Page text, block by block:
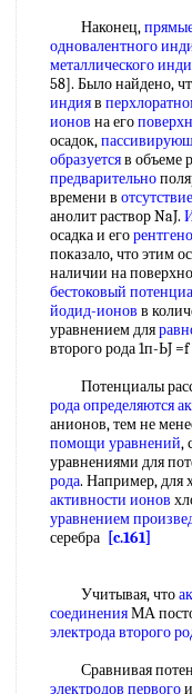
Наконец,
одновалентного
металлического
58]. Было найдено,
индияв
ионов на его
осадок,
образуетсяв объеме
предварительно
времени в
анолит раствор NaJ.
осадка и его
показало, что этим
наличии на
бестоковый
йодид-ионов в
уравнением для
второго рода 1п-ЬJ =f
Потенциалы
родаопределяются
анионов, тем не
помощи уравнений,
уравнениями для
рода. Например, для
активности ионов
уравнением
серебра [c.161]
Учитывая, что
соединенияМА
электрода второго
Сравнивая
электродов первогои